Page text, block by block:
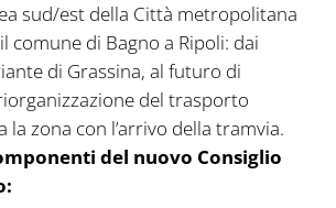
sud/est della Città metropolitana
comune di Bagno a Ripoli: dai
di Grassina, al futuro di
del trasporto
zona con l’arrivo della tramvia.
del nuovo Consiglio